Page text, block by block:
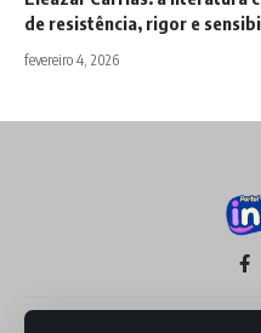
de resistência, rigor e
fevereiro 4, 2026